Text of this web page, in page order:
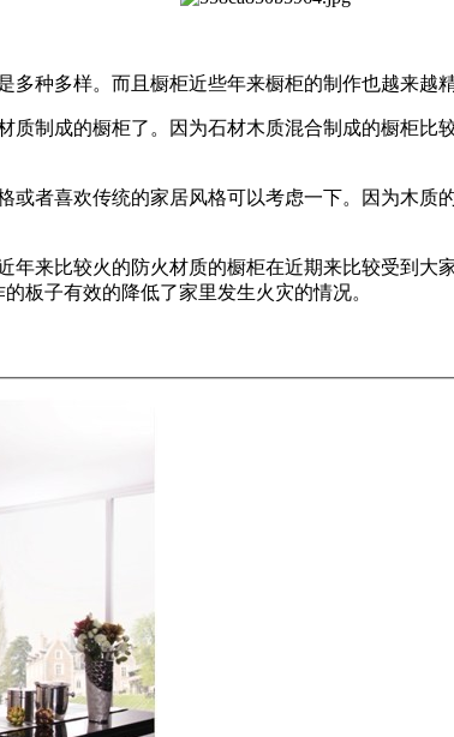
多样。而且橱柜近些年来橱柜的制作也越来越
制成的橱柜了。因为石材木质混合制成的橱柜比
者喜欢传统的家居风格可以考虑一下。因为木质
比较火的防火材质的橱柜在近期来比较受到大
板子有效的降低了家里发生火灾的情况。